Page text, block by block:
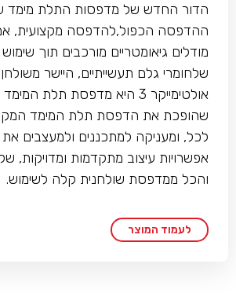
הדור החדש של מדפסות התלת מימד
ההדפסה הכפול,להדפסה מקצועית,
מודלים גיאומטריים מורכבים תוך
שלחומרי גלם תעשייתיים, היישר
אולטימייקר 3 היא מדפסת תלת
שהופכת את הדפסת תלת המימד
לכל, ומעניקה למתכננים ולמעצבים
אפשרויות עיצוב מתקדמות ומדויקות,
והכל ממדפסת שולחנית קלה לשימוש.
לעמוד המוצר